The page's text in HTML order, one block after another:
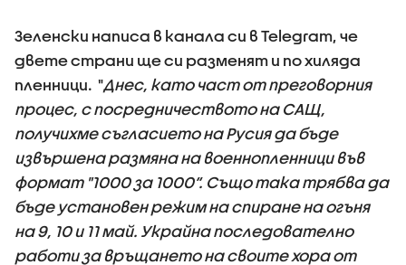
Зеленски написа в канала си в Telegram, че
двете страни ще си разменят и по хиляда
пленници. "Днес, като част от преговорния
процес, с посредничеството на САЩ,
получихме съгласието на Русия да бъде
извършена размяна на военнопленници във
формат "1000 за 1000“. Също така трябва да
бъде установен режим на спиране на огъня
на 9, 10 и 11 май. Украйна последователно
работи за връщането на своите хора от